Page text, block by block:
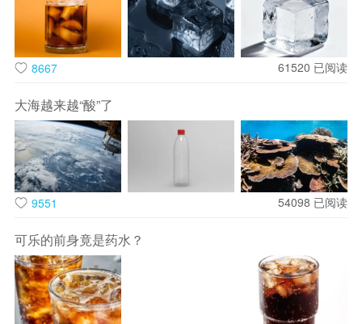
1967年新疆阿斯塔那墓葬出土的南北朝团花剪纸，是春节剪纸
成熟的关键实证。这些“对马”、“对猴”等图案，线条流畅、构图
精巧，证实6世纪时剪纸技艺已臻成熟。彼时的剪纸并非单纯
装饰，而是用于招魂祈福的重要载体，与春节驱邪纳祥的内核
也让我们窥见千年前古人以纸寄愿的新春习俗。
明清时期，春节剪纸彻底融入民俗生活，成为新春不可或缺的
核心习俗。每逢春节，家家户户都会剪窗花、贴门笺、做灯
8667 61520 已阅读
大海越来越“酸”了
9551 54098 已阅读
可乐的前身竟是药水？